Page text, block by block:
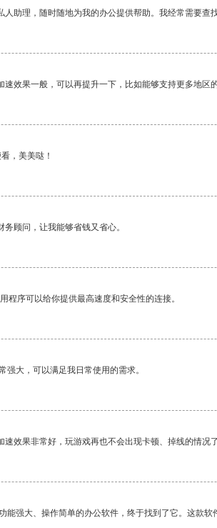
人助理，随时随地为我的办公提供帮助。我经常需要查
速效果一般，可以再提升一下，比如能够支持更多地区的
，美美哒！
顾问，让我能够省钱又省心。
程序可以给你提供最高速度和安全性的连接。
强大，可以满足我日常使用的需求。
速效果非常好，玩游戏再也不会出现卡顿、掉线的情况
能强大、操作简单的办公软件，终于找到了它。这款